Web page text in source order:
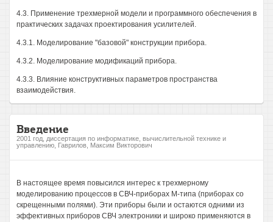
4.3. Применение трехмерной модели и программного обеспечения в
практических задачах проектирования усилителей.
4.3.1. Моделирование "базовой" конструкции прибора.
4.3.2. Моделирование модификаций прибора.
4.3.3. Влияние конструктивных параметров пространства
взаимодействия.
Введение
2001 год, диссертация по информатике, вычислительной технике и
управлению, Гаврилов, Максим Викторович
В настоящее время повысился интерес к трехмерному
моделированию процессов в СВЧ-приборах М-типа (приборах со
скрещенными полями). Эти приборы были и остаются одними из
эффективных приборов СВЧ электроники и широко применяются в